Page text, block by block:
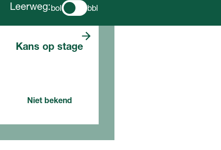
Leerweg: bol bbl
Kans op stage
Niet bekend
in de bol niet van
Voor deze opleiding, in dit
jaar
toekomst